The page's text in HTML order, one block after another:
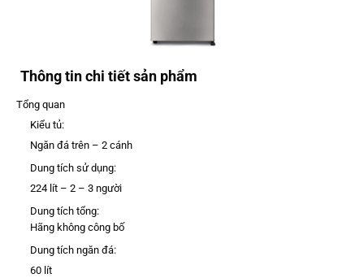
Thông tin chi tiết sản phẩm
Tổng quan
Kiểu tủ:
Ngăn đá trên – 2 cánh
Dung tích sử dụng:
224 lít – 2 – 3 người
Dung tích tổng:
Hãng không công bố
Dung tích ngăn đá:
60 lít